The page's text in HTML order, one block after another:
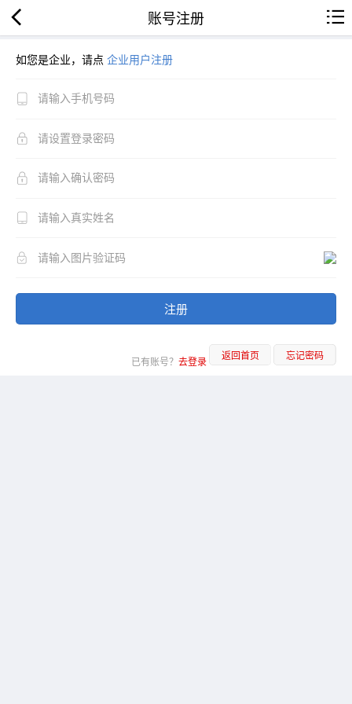
账号注册
如您是企业，请点 企业用户注册
注册
已有账号？ 去登录 返回首页 忘记密码